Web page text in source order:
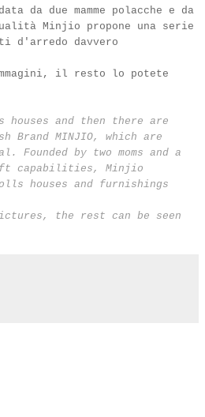
da due mamme polacche e da
Minjio propone una serie
d'arredo davvero
il resto lo potete
houses and then there are
Brand MINJIO, which are
. Founded by two moms and a
capabilities, Minjio
houses and furnishings
the
rest can be seen